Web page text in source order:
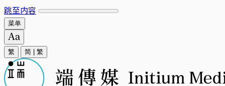
跳至内容
菜单
繁 简 繁